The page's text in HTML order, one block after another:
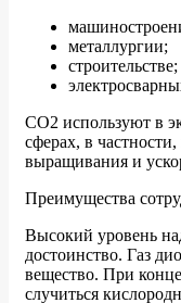
металлургии;
строительстве;
CO2 используют в
сферах, в
выращивания и
Преимущества
Высокий уровень
достоинство. Газ
вещество. При
случиться